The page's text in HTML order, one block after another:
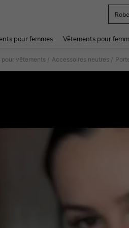
Robe
pour femmes Vêtements pour
pour vêtements / Accessoires neutres /